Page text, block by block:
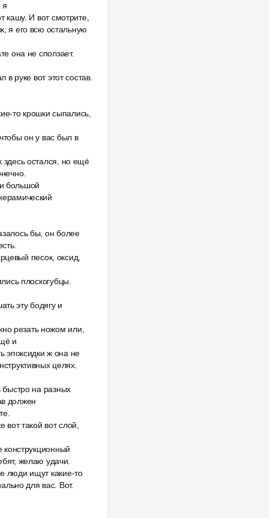
я
кашу. И вот смотрите,
я его всю остальную
она не сползает.
руке вот этот состав.
то крошки сыпались,
он у вас был в
здесь остался, но ещё
большой
бы, он более
песок, оксид,
плоскогубцы.
эту бодягу и
резать ножом или,
и
эпоксидки ж она не
целях.
быстро на разных
должен
такой вот слой,
конструкционный
желаю удачи.
люди ищут какие-то
для вас. Вот.